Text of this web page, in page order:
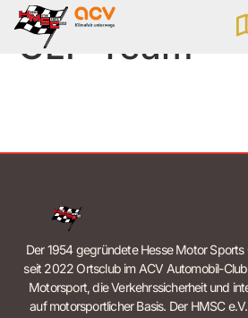
GLP Team
Der 1954 gegründete Hesse Motor Sports
seit 2022 Ortsclub im ACV Automobil-
Motorsport, die Verkehrssicherheit und
auf motorsportlicher Basis. Der HMSC